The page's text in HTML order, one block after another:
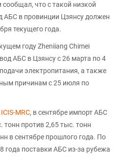
что с такой низкой
АБС в провинции Цзянсу должен
текущего года.
году Zheniiang Chimei
АБС в Цзянсу с 26 марта по 4
электропитания, а также
причинам с 25 июля по
MRC, в сентябре импорт АБС
тонн против 2,65 тыс. тонн
в сентябре прошлого года. По
года поставки АБС из-за рубежа